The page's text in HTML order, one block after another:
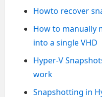
Howto recover
How to manually
into a single VHD
Hyper-V
work
Snapshotting in